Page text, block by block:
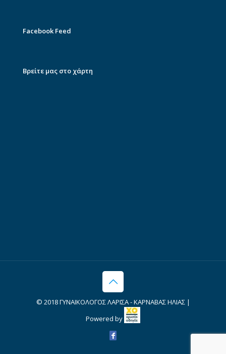
Facebook Feed
Βρείτε μας στο χάρτη
© 2018 ΓΥΝΑΙΚΟΛΟΓΟΣ ΛΑΡΙΣΑ - ΚΑΡΝΑΒΑΣ ΗΛΙΑΣ |
Powered by